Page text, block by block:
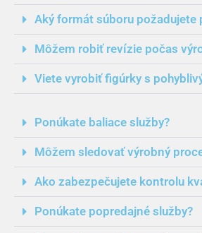
Aký formát súboru požadujete
Môžem robiť revízie počas
Viete vyrobiť figúrky s
Ponúkate baliace služby?
Môžem sledovať výrobný
Ako zabezpečujete kontrolu
Ponúkate popredajné služby?